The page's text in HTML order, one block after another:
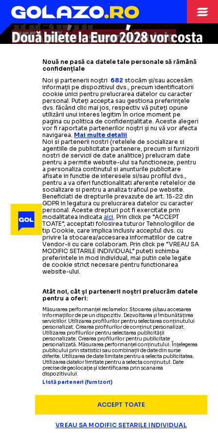
UEFA
presa catalanălegat de arbitrul
român, după scandalul de la
Barcelona-Atletico
Citește mai mult
Clubul catalan a depus
plângere la
UEFA:„Deciziile au prejudiciat
grav echipa”
Citește mai mult
Barcelonavrea să se plângă la
UEFAde arbitrajul „centralului”
catalani
Citește mai mult
UEFA confirmă ce a anunțat
GOLAZO.ro. Va fi un minut de
reculegereînaintea jocurilor din
Conference League
Citește mai mult
JOCULUI”
dispariția lui Mircea Lucescu
Citește mai mult
LUCE ȘI ÎN LIGĂ?
UEFA plănuiește un minut de
Champions. Și FRF, în România
Citește mai mult
CE DIFERENȚĂ!
Două bilete la Euro 2028 vor costa
la acest Mondial. Ce face UEFA
Citește mai mult
CAMPIONATUL MONDIAL
ITALIA RATEAZĂ MONDIALUL Multipla campioană
mondialărămâne acasăpentru al treilea turneu
consecutiv! Care sunt echipele calificate după baraj
SUPERLIGA 31.03
„AM ACHITAT TOT” Patronul lui CFR spune căa
plătit datoriile clujenilor.Ce se întâmplă cu
licențele de Liga 1 și Europa
ZI DECISIVĂ PENTRU LICENȚA UEFA
Patronul
CFR-uluia anunțat căși-aachitat toate restanțele:
„Nu ne jucăm cu monitorizarea UEFA”
SUPERLIGA
EMIL BOC E 30%
DIN U CLUJ!
Cea mai mare sursă de venit a
echipei în 2025 a fostautoritatea
locală.Cifrele complete din
raportul financiar
Citește mai mult
EUROPA LEAGUE 27.03
AMENDĂ PENTRU
SCENOGRAFIE
RELIGIOASĂ
UEFA a sancționat cuo sumă
uriașăimaginea apărută în peluză
Citește mai mult
CAMPIONATE
din Liga Campionilor, împotriva
lui Real Madrid
Nouă ne pasă ca datele tale personale să rămână
confidențiale
Noi și partenerii noștri 682 stocăm și/sau accesăm
informații pe dispozitivul dvs., precum identificatorii
cookie unici pentru prelucrarea datelor cu caracter
personal. Puteți accepta sau gestiona preferințele
dvs. făcând clic mai jos, respectiv vă puteți opune
utilizării unui interes legitim în orice moment pe
pagina cu politica de confidențialitate. Aceste alegeri
vor fi raportate partenerilor noștri și nu vă vor afecta
navigarea. Mai multe detalii
Noi si partenerii nostri (retelele de socializare si
agentiile de publicitate partenere, precum si furnizorii
nostri de servicii de date analitice) prelucram date
pentru a permite website-ului sa functioneze, pentru
a personaliza continutul si anunturile publicitare
afisate in functie de interesele si/sau profilul dvs.,
pentru a va oferi functionalitati aferente retelelor de
socializare si pentru a analiza traficul pe website.
Beneficiati de drepturile prevazute de art. 15-22 din
GDPR in legatura cu prelucrarea datelor cu caracter
personal. Aceste drepturi pot fi exercitate prin
modalitatea indicataaici . Prin click pe “ACCEPT
TOATE”, acceptati folosirea tuturor Tehnologiilor de
tip Cookie, care implica inclusiv acceptul dvs. cu
privire la stocarea/accesarea informatiilor de catre
Vendor-ii cu care colaboram. Prin click pe “VREAU SA
MODIFIC SETARILE INDIVIDUAL” puteti schimba
preferintele in mod individual, mai putin cele legate
de cookie strict necesare pentru functionarea
website-ului.
Atât noi, cât și partenerii noștri prelucrăm datele
pentru a oferi:
Măsurarea performanței reclamelor. Stocarea și/sau accesarea
informațiilor de pe un dispozitiv. Dezvoltarea și îmbunătățirea
serviciilor. Utilizarea profilurilor pentru selectarea conținutului
personalizat. Crearea profilurilor de conținut personalizat.
Utilizarea profilurilor pentru selectarea publicității
personalizate. Crearea profilurilor pentru publicitate
personalizată. Măsurarea performanței conținutului. Înțelegerea
publicului prin statistici sau combinații de date din surse
diferite. Utilizarea de date limitate pentru a selecta publicitatea.
Utilizarea datelor limitate pentru a selecta conținutul. Date
precise de geolocație și identificarea prin scanarea
dispozitivului.
Listă parteneri (furnizori)
ACCEPT TOATE
VREAU SA MODIFIC SETARILE INDIVIDUAL